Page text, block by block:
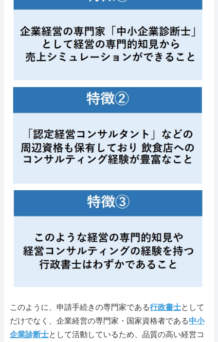
このように、申請手続きの専門家である行政書士として
だけでなく、企業経営の専門家・国家資格者である中小
企業診断士として活動しているため、品質の高い経営コ